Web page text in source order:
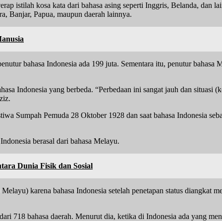
istilah kosa kata dari bahasa asing seperti Inggris, Belanda, dan
Banjar, Papua, maupun daerah lainnya.
bahasa Indonesia ada 199 juta. Sementara itu, penutur
Indonesia yang berbeda. “Perbedaan ini sangat jauh dan situasi
Sumpah Pemuda 28 Oktober 1928 dan saat bahasa Indonesia
berasal dari bahasa Melayu.
Dunia Fisik dan Sosial
karena bahasa Indonesia setelah penetapan status diangkat
718 bahasa daerah. Menurut dia, ketika di Indonesia ada yang